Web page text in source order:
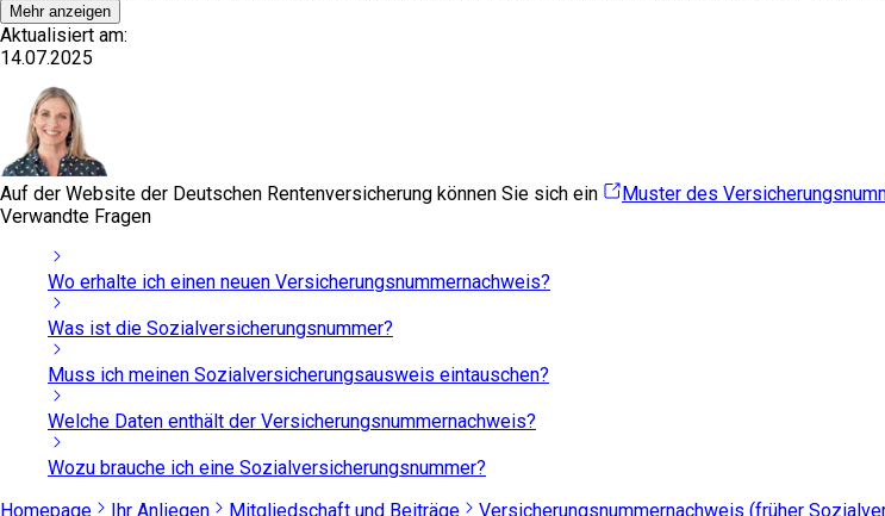
Mehr anzeigen
Aktualisiert am:
14.07.2025
Auf der Website der Deutschen Rentenversicherung können Sie sich ein Muster des
Verwandte Fragen
Wo erhalte ich einen neuen Versicherungsnummernachweis?
Was ist die Sozialversicherungsnummer?
Muss ich meinen Sozialversicherungsausweis eintauschen?
Welche Daten enthält der Versicherungsnummernachweis?
Wozu brauche ich eine Sozialversicherungsnummer?
Homepage
Ihr Anliegen Mitgliedschaft und Beiträge Versicherungsnummernachweis (früher